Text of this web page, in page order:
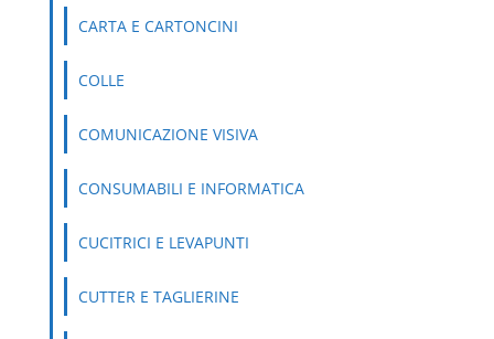
CARTA E CARTONCINI
COLLE
COMUNICAZIONE VISIVA
CONSUMABILI E INFORMATICA
CUCITRICI E LEVAPUNTI
CUTTER E TAGLIERINE